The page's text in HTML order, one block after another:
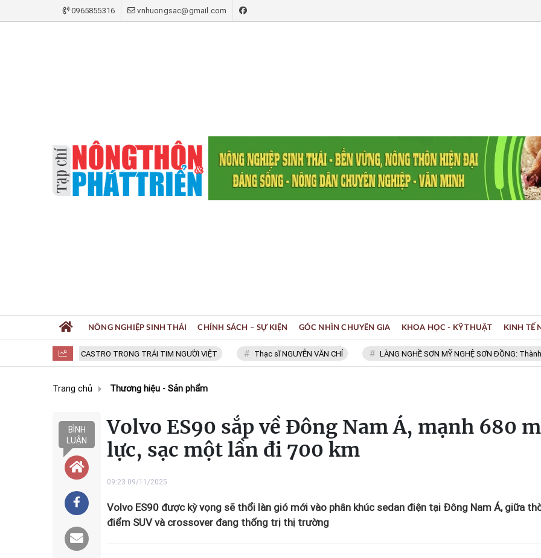
0965855316 vnhuongsac@gmail.com
FIDEL CASTRO TRONG TRÁI TIM NGƯỜI VIỆT Thạc sĩ NGUYỄN VĂN CHÍ LÀNG NGHỀ SƠN MỸ NGHỆ SƠN ĐỒNG: Thành
NÔNG NGHIỆP SINH THÁI CHÍNH SÁCH – SỰ KIỆN GÓC NHÌN CHUYÊN GIA KHOA HỌC - KỸ THUẬT KINH TẾ
Trang chủ Thương hiệu - Sản phẩm
BÌNH
LUẬN
Volvo ES90 sắp về Đông Nam Á, mạnh 680
lực, sạc một lần đi 700 km
09:23 09/11/2025
Volvo ES90 được kỳ vọng sẽ thổi làn gió mới vào phân khúc sedan điện tại Đông Nam Á, giữa
điểm SUV và crossover đang thống trị thị trường